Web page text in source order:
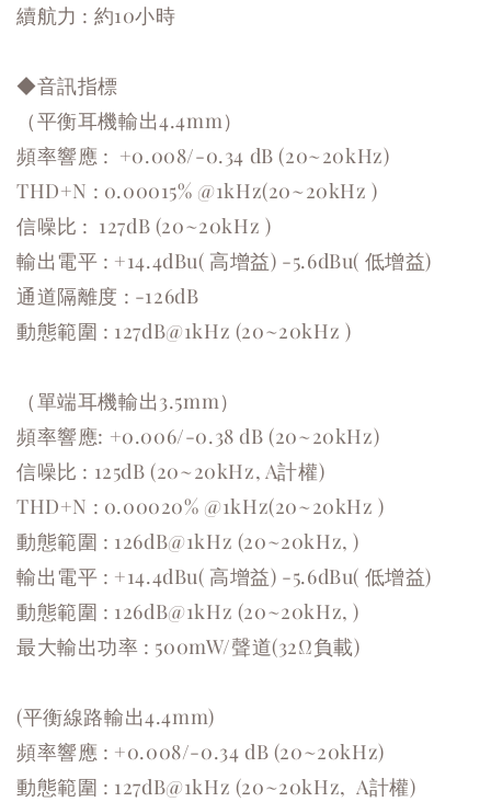
續航力 : 約10小時
◆音訊指標
（平衡耳機輸出4.4mm）
頻率響應 : +0.008/-0.34 dB (20~20kHz)
THD+N : 0.00015% @1kHz(20~20kHz )
信噪比 : 127dB (20~20kHz )
輸出電平 : +14.4dBu( 高增益) -5.6dBu( 低增益)
通道隔離度 : -126dB
動態範圍 : 127dB@1kHz (20~20kHz )
（單端耳機輸出3.5mm）
頻率響應: +0.006/-0.38 dB (20~20kHz)
信噪比 : 125dB (20~20kHz, A計權)
THD+N : 0.00020% @1kHz(20~20kHz )
動態範圍 : 126dB@1kHz (20~20kHz, )
輸出電平 : +14.4dBu( 高增益) -5.6dBu( 低增益)
動態範圍 : 126dB@1kHz (20~20kHz, )
最大輸出功率 : 500mW/聲道(32Ω負載)
(平衡線路輸出4.4mm)
頻率響應 : +0.008/-0.34 dB (20~20kHz)
動態範圍 : 127dB@1kHz (20~20kHz, A計權)